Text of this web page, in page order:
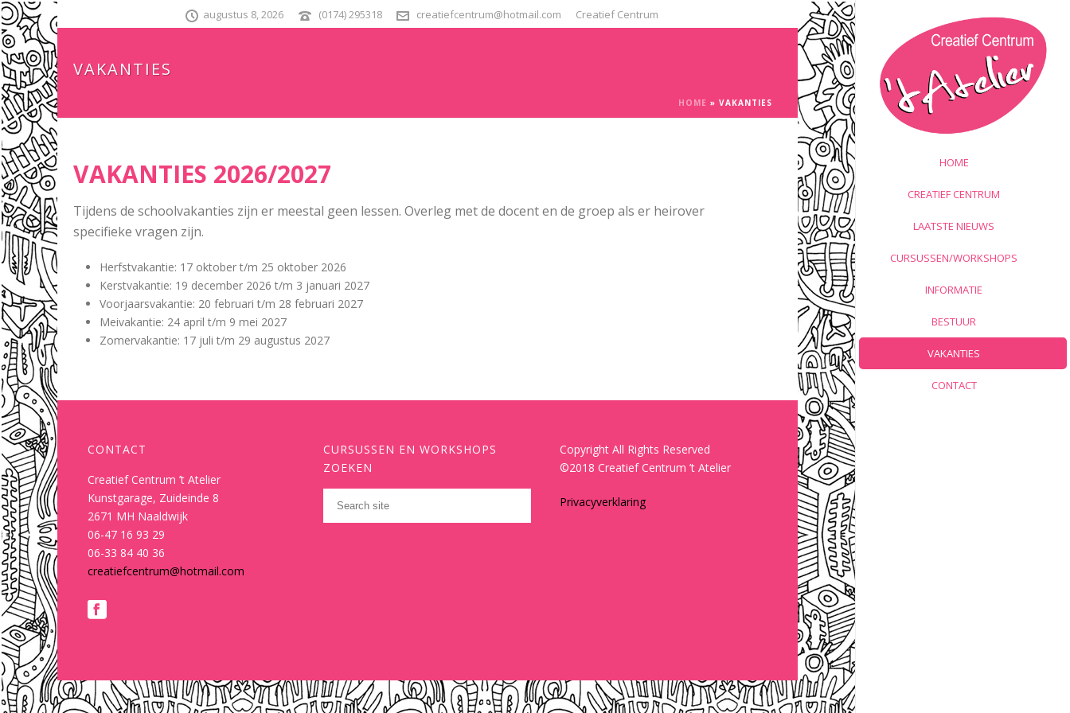
augustus 8, 2026 (0174) 295318 creatiefcentrum@hotmail.com Creatief Centrum
HOME
CREATIEF CENTRUM
LAATSTE NIEUWS
CURSUSSEN/WORKSHOPS
INFORMATIE
BESTUUR
VAKANTIES
CONTACT
VAKANTIES
HOME » VAKANTIES
VAKANTIES 2026/2027
Tijdens de schoolvakanties zijn er meestal geen lessen. Overleg met de docent en de groep als er heirover
specifieke vragen zijn.
Herfstvakantie: 17 oktober t/m 25 oktober 2026
Kerstvakantie: 19 december 2026 t/m 3 januari 2027
Voorjaarsvakantie: 20 februari t/m 28 februari 2027
Meivakantie: 24 april t/m 9 mei 2027
Zomervakantie: 17 juli t/m 29 augustus 2027
CONTACT
Creatief Centrum ’t Atelier
Kunstgarage, Zuideinde 8
2671 MH Naaldwijk
06-47 16 93 29
06-33 84 40 36
creatiefcentrum@hotmail.com
CURSUSSEN EN WORKSHOPS
ZOEKEN
Copyright All Rights Reserved
©2018 Creatief Centrum ’t Atelier
Privacyverklaring